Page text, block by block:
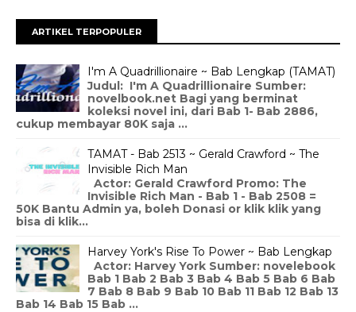
ARTIKEL TERPOPULER
I'm A Quadrillionaire ~ Bab Lengkap (TAMAT)
Judul: I'm A Quadrillionaire Sumber:
novelbook.net Bagi yang berminat
koleksi novel ini, dari Bab 1- Bab 2886,
cukup membayar 80K saja ...
TAMAT - Bab 2513 ~ Gerald Crawford ~ The
Invisible Rich Man
Actor: Gerald Crawford Promo: The
Invisible Rich Man - Bab 1 - Bab 2508 =
50K Bantu Admin ya, boleh Donasi or klik klik yang
bisa di klik...
Harvey York's Rise To Power ~ Bab Lengkap
Actor: Harvey York Sumber: novelebook
Bab 1 Bab 2 Bab 3 Bab 4 Bab 5 Bab 6 Bab
7 Bab 8 Bab 9 Bab 10 Bab 11 Bab 12 Bab 13
Bab 14 Bab 15 Bab ...